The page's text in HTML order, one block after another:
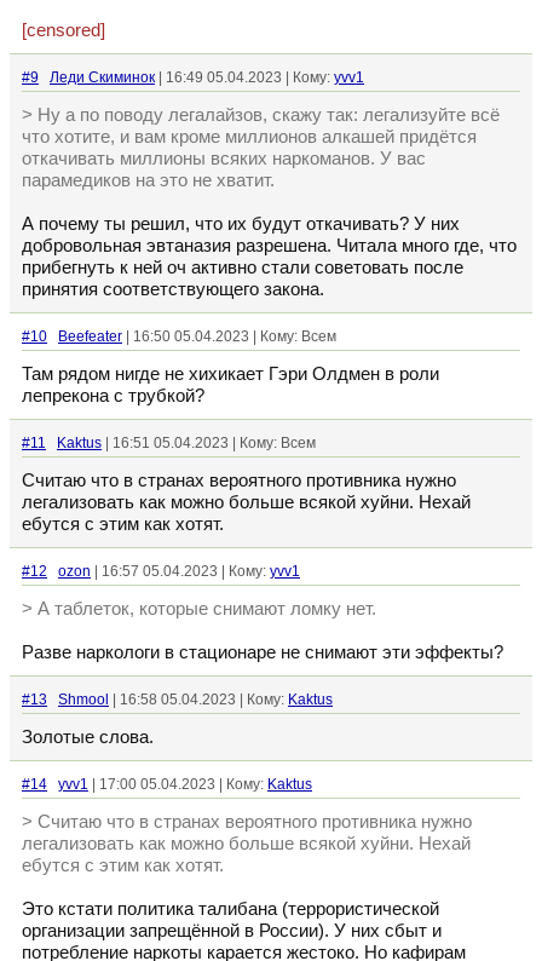
[censored]
#9 Леди Скиминок | 16:49 05.04.2023 | Кому: yvv1
> Ну а по поводу легалайзов, скажу так: легализуйте всё
что хотите, и вам кроме миллионов алкашей придётся
откачивать миллионы всяких наркоманов. У вас
парамедиков на это не хватит.
А почему ты решил, что их будут откачивать? У них
добровольная эвтаназия разрешена. Читала много где, что
прибегнуть к ней оч активно стали советовать после
принятия соответствующего закона.
#10 Beefeater | 16:50 05.04.2023 | Кому: Всем
Там рядом нигде не хихикает Гэри Олдмен в роли
лепрекона с трубкой?
#11 Kaktus | 16:51 05.04.2023 | Кому: Всем
Считаю что в странах вероятного противника нужно
легализовать как можно больше всякой хуйни. Нехай
ебутся с этим как хотят.
#12 ozon | 16:57 05.04.2023 | Кому: yvv1
> А таблеток, которые снимают ломку нет.
Разве наркологи в стационаре не снимают эти эффекты?
#13 Shmool | 16:58 05.04.2023 | Кому: Kaktus
Золотые слова.
#14 yvv1 | 17:00 05.04.2023 | Кому: Kaktus
> Считаю что в странах вероятного противника нужно
легализовать как можно больше всякой хуйни. Нехай
ебутся с этим как хотят.
Это кстати политика талибана (террористической
организации запрещённой в России). У них сбыт и
потребление наркоты карается жестоко. Но кафирам